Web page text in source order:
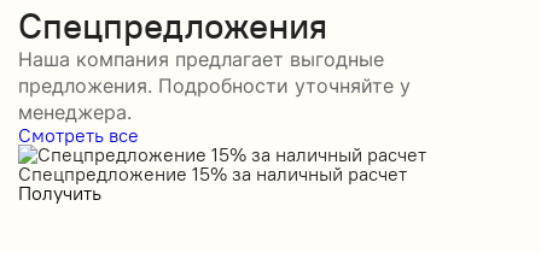
Спецпредложения
Наша компания предлагает выгодные
предложения. Подробности уточняйте у
менеджера.
Смотреть все
Спецпредложение 15% за наличный расчет
Получить